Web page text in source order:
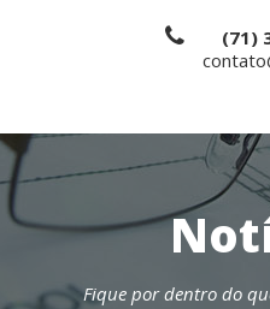
(71)
Fique por dentro do